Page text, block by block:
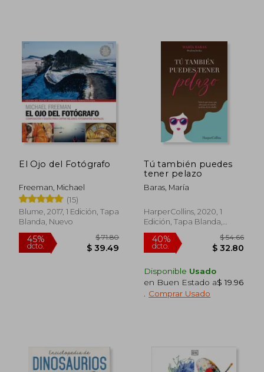
40% $ 76.51 45%
dcto.
El Ojo del Fotógrafo
Freeman, Michael
(15)
Blume, 2017, 1 Edición, Tapa
Blanda, Nuevo
Tú también puedes
tener pelazo
Baras, María
HarperCollins, 2020, 1
Edición, Tapa Blanda,
Nuevo
Disponible Usado
en Buen Estado a$ 19.96
Comprar Usado